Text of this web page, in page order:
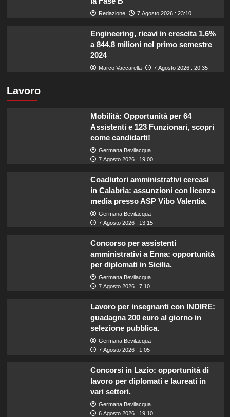
Redazione 7 Agosto 2026 : 23:10
Engineering, ricavi in crescita 1,6%
a 844,8 milioni nel primo semestre
2024
Marco Vaccarella 7 Agosto 2026 : 20:35
Lavoro
Mobilità: Opportunità per 64
Assistenti e 123 Funzionari, scopri
come candidarti!
Germana Bevilacqua
7 Agosto 2026 : 19:00
Coadiutori amministrativi cercasi
in Calabria: assunzioni con licenza
media presso ASP Vibo Valentia.
Germana Bevilacqua
7 Agosto 2026 : 13:15
Concorso per assistenti
amministrativi a Enna: opportunità
per diplomati in Sicilia.
Germana Bevilacqua
7 Agosto 2026 : 7:10
Lavoro per insegnanti con INDIRE:
guadagna 200 euro al giorno in
selezione pubblica.
Germana Bevilacqua
7 Agosto 2026 : 1:05
Concorsi in Lazio: opportunità di
lavoro per diplomati e laureati in
vari settori.
Germana Bevilacqua
6 Agosto 2026 : 19:10